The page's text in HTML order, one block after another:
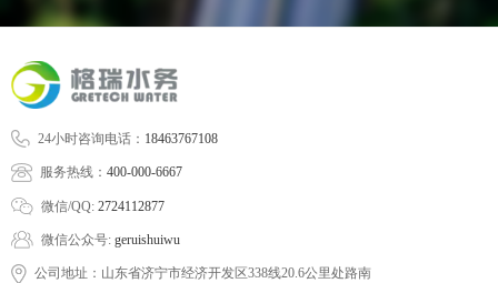
24小时咨询电话： 18463767108
服务热线： 400-000-6667
微信/QQ: 2724112877
微信公众号: geruishuiwu
公司地址：山东省济宁市经济开发区338线20.6公里处路南